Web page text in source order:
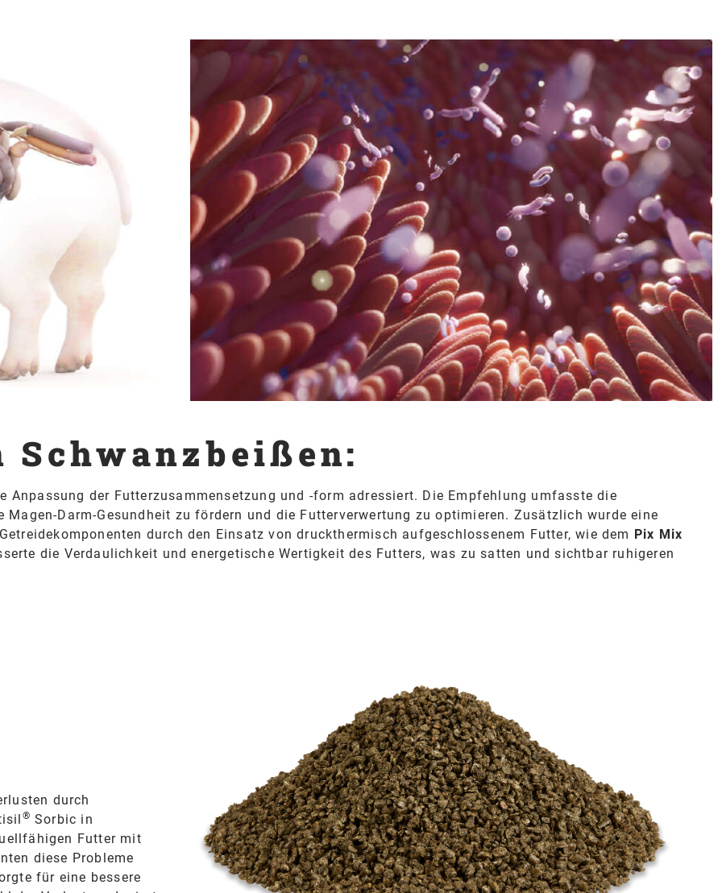
Anpassung der Futterzusammensetzung und -form adressiert. Die Empfehlung umfasste die
Magen-Darm-Gesundheit zu fördern und die Futterverwertung zu optimieren. Zusätzlich wurde eine
durch den Einsatz von druckthermisch aufgeschlossenem Futter, wie dem Pix Mix
die Verdaulichkeit und energetische Wertigkeit des Futters, was zu satten und sichtbar ruhigeren
durch
® Sorbic in
Futter mit
diese Probleme
für eine bessere